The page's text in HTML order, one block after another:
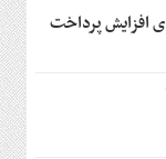
افزایش پرداخت